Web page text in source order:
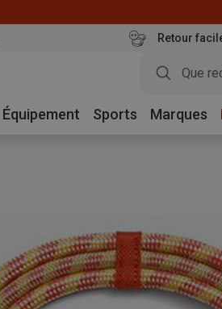
Retour
Équipement Sports Marques